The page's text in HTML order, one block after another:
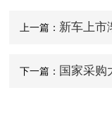
上一篇： 新车上市
下一篇： 国家采购